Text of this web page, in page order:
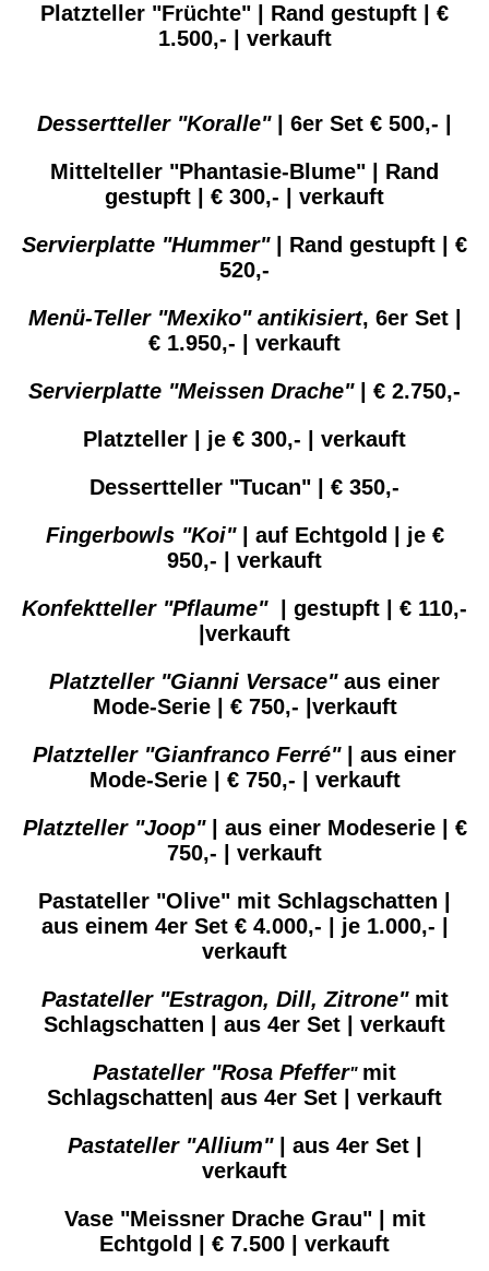
Platzteller "Früchte" | Rand gestupft | €
1.500,- | verkauft
Dessertteller "Koralle"
| 6er Set € 500,- |
Mittelteller "Phantasie-Blume" | Rand
gestupft | € 300,- | verkauft
Servierplatte "Hummer"
| Rand gestupft | €
520,-
Menü-Teller "Mexiko" antikisiert, 6er Set |
€ 1.950,- | verkauft
Servierplatte "Meissen Drache"| € 2.750,-
Platzteller | je € 300,- | verkauft
Dessertteller "Tucan" | € 350,-
Fingerbowls "Koi"
| auf Echtgold | je €
950,- | verkauft
Konfektteller "Pflaume"
| gestupft | € 110,-
|verkauft
Platzteller "Gianni Versace"aus einer
Mode-Serie | € 750,- |verkauft
Platzteller "Gianfranco Ferré"| aus einer
Mode-Serie | € 750,- | verkauft
Platzteller "Joop"| aus einer Modeserie | €
750,- | verkauft
Pastateller "Olive" mit Schlagschatten |
aus einem 4er Set € 4.000,- | je 1.000,- |
verkauft
Pastateller "Estragon, Dill, Zitrone"mit
Schlagschatten | aus 4er Set | verkauft
Pastateller "Rosa Pfeffer" mit
Schlagschatten aus 4er Set | verkauft
Pastateller "Allium"
| aus 4er Set |
verkauft
Vase "Meissner Drache Grau" | mit
Echtgold | € 7.500 | verkauft